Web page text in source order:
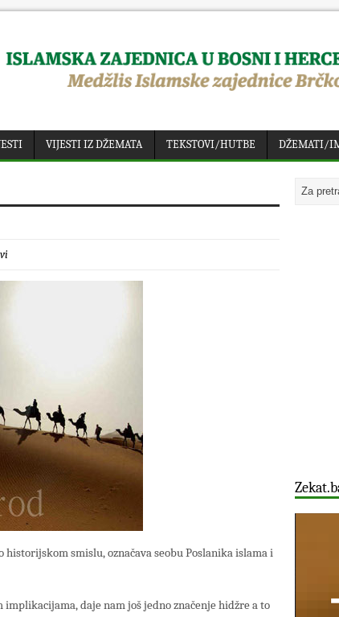
VIJESTI IZ DŽEMATA TEKSTOVI/HUTBE DŽEMATI/
smislu, označava seobu Poslanika islama i
daje nam još jedno značenje hidžre a to